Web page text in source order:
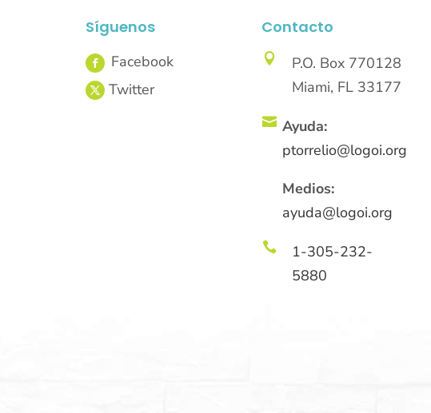
Síguenos Contacto

P.O. Box 770128
Miami, FL 33177
 Ayuda:
ptorrelio@logoi.org
Medios:
ayuda@logoi.org

1-305-232-
5880